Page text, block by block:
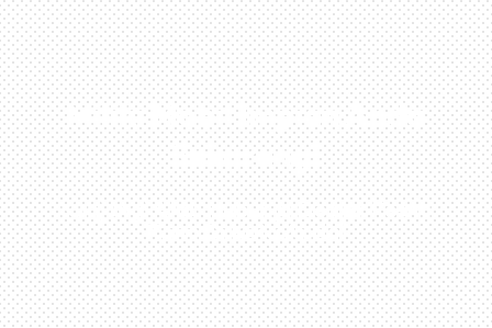
Miliki Mobil Impian Anda
Sekarang!
Kunjungi Atau Hubungi Dealer Resmi
Kami Di Kota Anda!